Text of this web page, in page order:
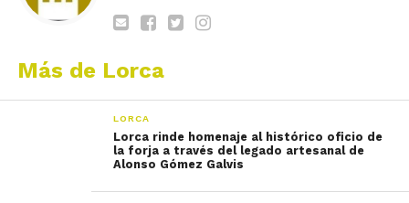
Más de Lorca
LORCA
Lorca rinde homenaje al histórico oficio de
la forja a través del legado artesanal de
Alonso Gómez Galvis